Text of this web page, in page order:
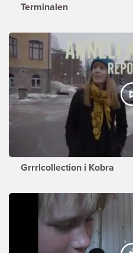
Terminalen
Grrrlcollection i Kobra